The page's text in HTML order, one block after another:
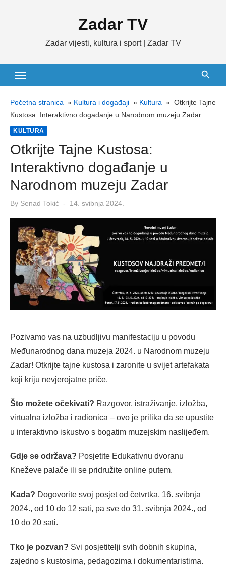
Zadar TV
Zadar vijesti, kultura i sport | Zadar TV
Početna stranica » Kultura i događaji » Kultura » Otkrijte Tajne
Kustosa: Interaktivno događanje u Narodnom muzeju Zadar
KULTURA
Otkrijte Tajne Kustosa:
Interaktivno događanje u
Narodnom muzeju Zadar
By Senad Tokić
Posted
14. svibnja 2024.
Pozivamo vas na uzbudljivu manifestaciju u povodu
Međunarodnog dana muzeja 2024. u Narodnom muzeju
Zadar! Otkrijte tajne kustosa i zaronite u svijet artefakata
koji kriju nevjerojatne priče.
Što možete očekivati? Razgovor, istraživanje, izložba,
virtualna izložba i radionica – ovo je prilika da se upustite
u interaktivno iskustvo s bogatim muzejskim naslijeđem.
Gdje se održava? Posjetite Edukativnu dvoranu
Kneževe palače ili se pridružite online putem.
Kada? Dogovorite svoj posjet od četvrtka, 16. svibnja
2024., od 10 do 12 sati, pa sve do 31. svibnja 2024., od
10 do 20 sati.
Tko je pozvan? Svi posjetitelji svih dobnih skupina,
zajedno s kustosima, pedagozima i dokumentaristima.